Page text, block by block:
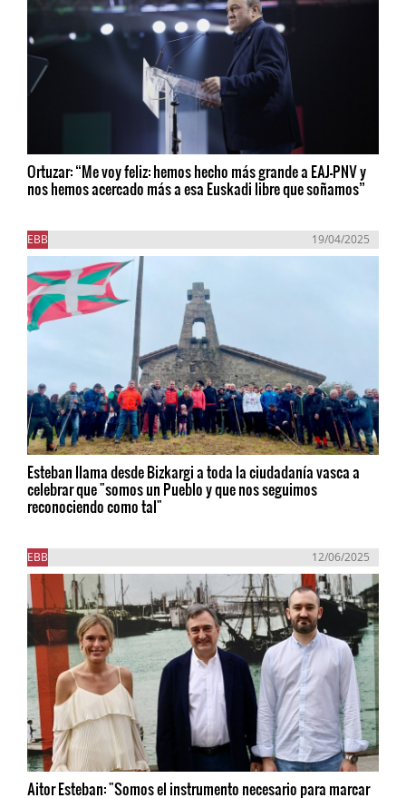
Ortuzar: “Me voy feliz: hemos hecho más grande a EAJ-PNV y
nos hemos acercado más a esa Euskadi libre que soñamos”
EBB 19/04/2025
Esteban llama desde Bizkargi a toda la ciudadanía vasca a
celebrar que "somos un Pueblo y que nos seguimos
reconociendo como tal"
EBB 12/06/2025
Aitor Esteban: "Somos el instrumento necesario para marcar